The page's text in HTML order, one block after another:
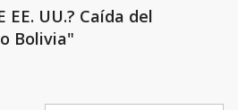
EE. UU.? Caída del
Bolivia"